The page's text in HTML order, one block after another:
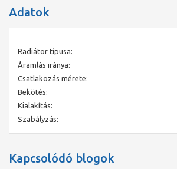
Adatok
Radiátor típusa:
Áramlás iránya:
Csatlakozás mérete:
Bekötés:
Kialakítás:
Szabályzás:
Kapcsolódó blogok